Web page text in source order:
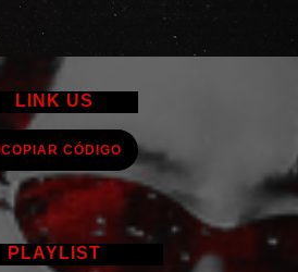
LINK US
COPIAR CÓDIGO
PLAYLIST